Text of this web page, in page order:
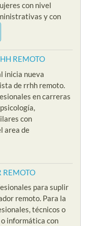
con nivel
y con
REMOTO
inicia nueva
de rrhh remoto.
en carreras
con
area de
REMOTO
para suplir
remoto. Para la
técnicos o
informática con